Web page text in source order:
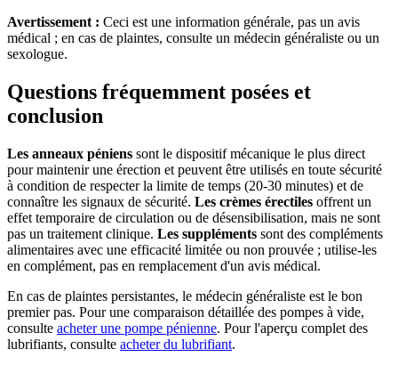
Avertissement : Ceci est une information générale, pas un avis
médical ; en cas de plaintes, consulte un médecin généraliste ou un
sexologue.
Questions fréquemment posées et
conclusion
Les anneaux péniens sont le dispositif mécanique le plus direct
pour maintenir une érection et peuvent être utilisés en toute sécurité
à condition de respecter la limite de temps (20-30 minutes) et de
connaître les signaux de sécurité. Les crèmes érectiles offrent un
effet temporaire de circulation ou de désensibilisation, mais ne sont
pas un traitement clinique. Les suppléments sont des compléments
alimentaires avec une efficacité limitée ou non prouvée ; utilise-les
en complément, pas en remplacement d'un avis médical.
En cas de plaintes persistantes, le médecin généraliste est le bon
premier pas. Pour une comparaison détaillée des pompes à vide,
consulte acheter une pompe pénienne. Pour l'aperçu complet des
lubrifiants, consulte acheter du lubrifiant.